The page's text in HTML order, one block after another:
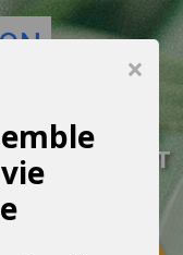
×
NOUVELLE
ET